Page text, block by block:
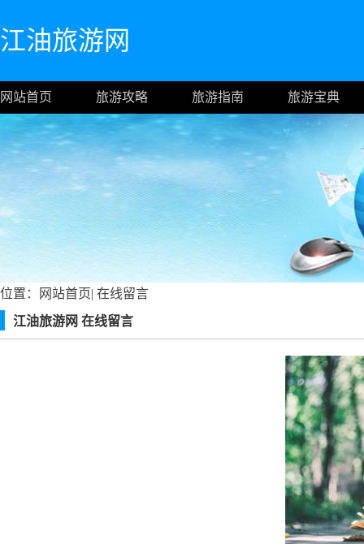
江油旅游网
网站首页 旅游攻略 旅游指南 旅游宝典
位置： 网站首页| 在线留言
江油旅游网 在线留言